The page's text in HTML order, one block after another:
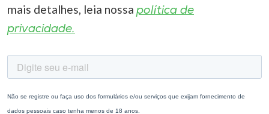
mais detalhes, leia nossa política de
privacidade.